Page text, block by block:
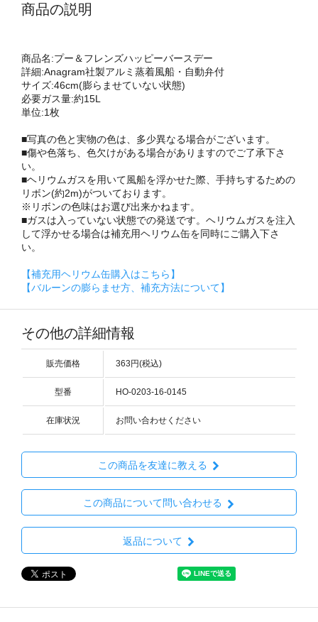
商品の説明
商品名:プー＆フレンズハッピーバースデー
詳細:Anagram社製アルミ蒸着風船・自動弁付
サイズ:46cm(膨らませていない状態)
必要ガス量:約15L
単位:1枚
■写真の色と実物の色は、多少異なる場合がございます。
■傷や色落ち、色欠けがある場合がありますのでご了承下さ
い。
■ヘリウムガスを用いて風船を浮かせた際、手持ちするための
リボン(約2m)がついております。
※リボンの色味はお選び出来かねます。
■ガスは入っていない状態での発送です。ヘリウムガスを注入
して浮かせる場合は補充用ヘリウム缶を同時にご購入下さ
い。
【補充用ヘリウム缶購入はこちら】
【バルーンの膨らませ方、補充方法について】
その他の詳細情報
販売価格 363円(税込)
型番 HO-0203-16-0145
在庫状況 お問い合わせください
この商品を友達に教える
この商品について問い合わせる
返品について